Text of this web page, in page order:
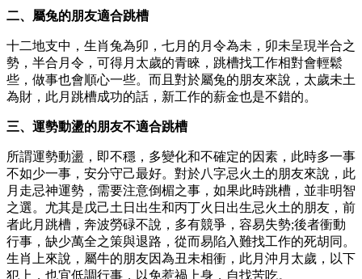
二、屬兔的朋友適合跳槽
十二地支中，生肖兔為卯，七月的月令為未，卯未呈現半合之
勢，半合月令，可得月太歲的青睞，跳槽找工作相對會輕鬆
些，做事也會順心一些。而且對於屬兔的朋友來說，太歲未土
為財，此月跳槽成功的話，新工作的薪金也是不錯的。
三、運勢動盪的朋友不適合跳槽
所謂運勢動盪，即不穩，多變化和不確定的因素，此時多一事
不如少一事，安分守己最好。對於八字忌火土的朋友來說，此
月走忌神運勢，需要注意倒楣之事，如果此時跳槽，並非明智
之選。尤其是戊己土日出生和丙丁火日出生忌火土的朋友，前
者此月跳槽，奔波勞碌不說，多有競爭，容易失勢;後者衝動
行事，缺少萬全之策與退路，從而易陷入難找工作的死胡同。
生肖上來說，屬牛的朋友因為丑未相衝，此月沖月太歲，以下
犯上，也宜低調行事，以免惹禍上身，自找苦吃。